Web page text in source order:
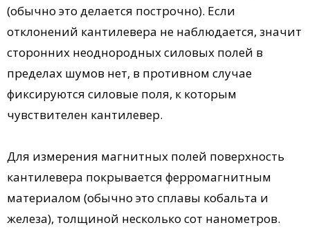
(обычно это делается построчно). Если
отклонений кантилевера не наблюдается, значит
сторонних неоднородных силовых полей в
пределах шумов нет, в противном случае
фиксируются силовые поля, к которым
чувствителен кантилевер.
Для измерения магнитных полей поверхность
кантилевера покрывается ферромагнитным
материалом (обычно это сплавы кобальта и
железа), толщиной несколько сот нанометров.